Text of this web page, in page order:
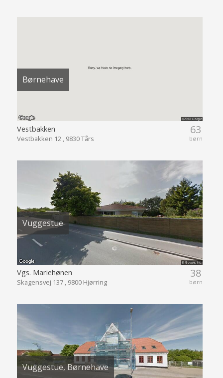
Børnehave
63
børn
Vestbakken
Vestbakken 12 , 9830 Tårs
Vuggestue
38
børn
Vgs. Mariehønen
Skagensvej 137 , 9800 Hjørring
Vuggestue, Børnehave